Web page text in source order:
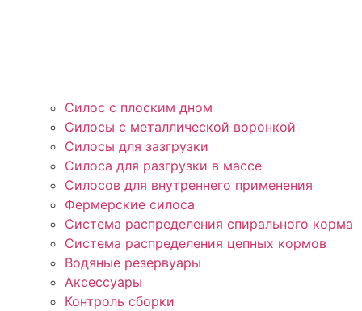
Силос с плоским дном
Силосы с металлической воронкой
Силосы для зазгрузки
Силоса для разгрузки в массе
Силосов для внутреннего применения
Фермерские силоса
Система распределения спирального корма
Система распределения цепных кормов
Водяные резервуары
Аксессуары
Контроль сборки